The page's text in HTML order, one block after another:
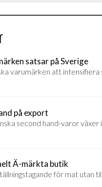
satsar på Sverige
varumärken att
på export
second hand-varor växer
Ä-märkta butik
för mat utan